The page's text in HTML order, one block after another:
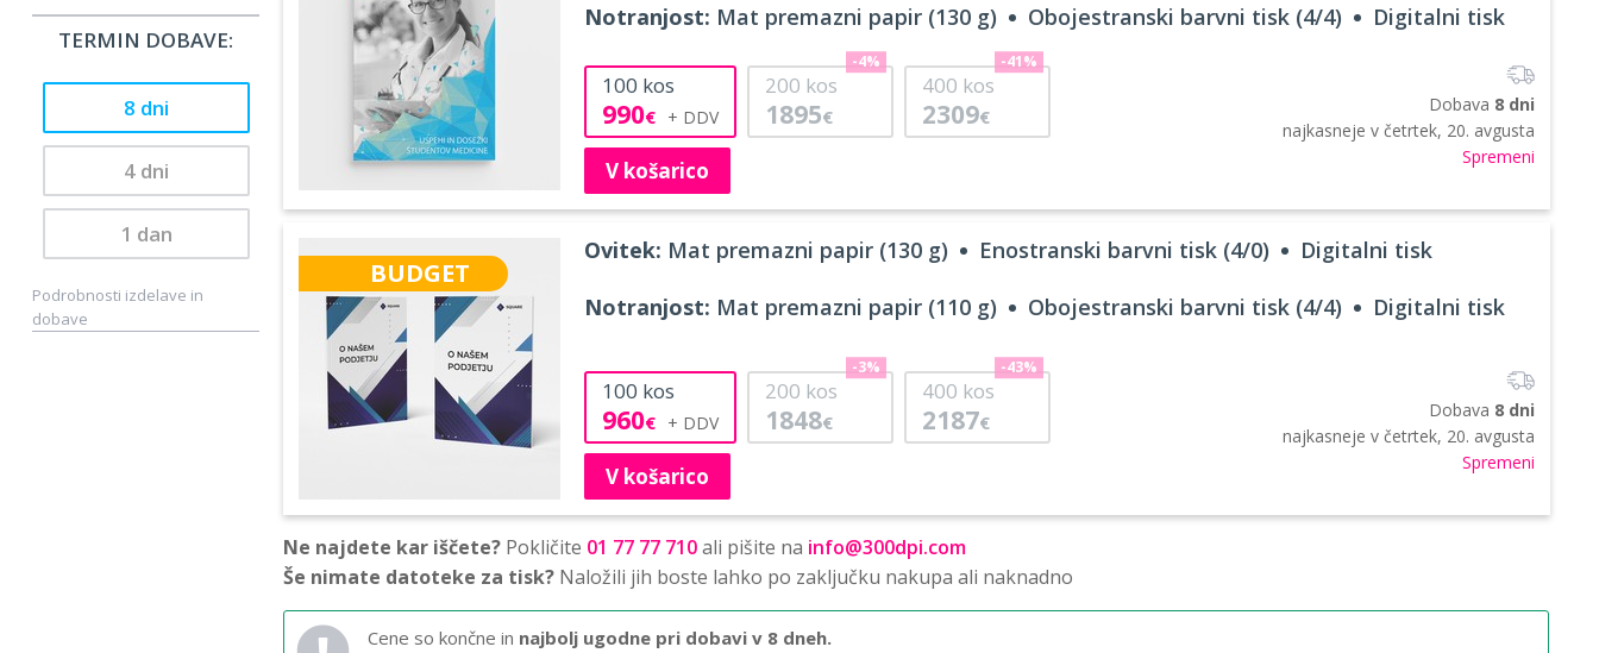
TERMIN DOBAVE:
8 dni
4 dni
1 dan
Podrobnosti izdelave in
dobave
Notranjost: Mat premazni papir (130 g) Obojestranski barvni tisk (4/4) Digitalni tisk
100 kos
990€
200 kos
1895€
-4%
400 kos
2309€
-41%
V košarico
Dobava 8 dni
najkasneje v četrtek, 20. avgusta
Spremeni
BUDGET
Ovitek: Mat premazni papir (130 g) Enostranski barvni tisk (4/0) Digitalni tisk
Notranjost: Mat premazni papir (110 g) Obojestranski barvni tisk (4/4) Digitalni tisk
100 kos
960€
200 kos
1848€
-3%
400 kos
2187€
-43%
V košarico
Dobava 8 dni
najkasneje v četrtek, 20. avgusta
Spremeni
Ne najdete kar iščete? Pokličite 01 77 77 710ali pišite na info@300dpi.com
Še nimate datoteke za tisk? Naložili jih boste lahko po zaključku nakupa ali naknadno
Cene so končne in najbolj ugodne pri dobavi v 8 dneh.